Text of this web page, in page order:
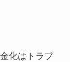
化はトラブ